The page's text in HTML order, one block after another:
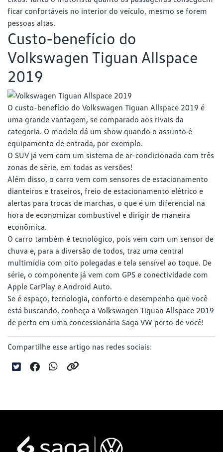
ficar confortáveis no interior do veículo, mesmo se forem
pessoas altas.
Custo-benefício do
Volkswagen Tiguan Allspace
2019
O custo-benefício do Volkswagen Tiguan Allspace 2019 é
uma grande vantagem, se comparado aos rivais da
categoria. O modelo dá um show quando o assunto é
equipamento de entrada, por exemplo.
O SUV já vem com um sistema de ar-condicionado com três
zonas de série, em todas as versões!
Além disso, o carro vem com sensores de estacionamento
dianteiros e traseiros, freio de estacionamento elétrico e
alertas para trocas de marchas, o que é um diferencial na
hora de economizar combustível e dirigir de maneira
econômica.
O carro também é tecnológico, pois vem com um sensor de
chuva e, para a diversão de todos, traz uma central
multimídia com oito polegadas e tela sensível ao toque. De
série, o componente já vem com GPS e conectividade com
Apple CarPlay e Android Auto.
Se é espaço, tecnologia, conforto e desempenho que você
está buscando, conheça a Volkswagen Tiguan Allspace 2019
de perto em uma concessionária Saga VW perto de você!
Compartilhe esse artigo nas redes sociais: